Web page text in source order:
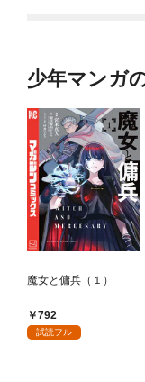
少年マンガ
魔女と傭兵（１）
792
試読フル